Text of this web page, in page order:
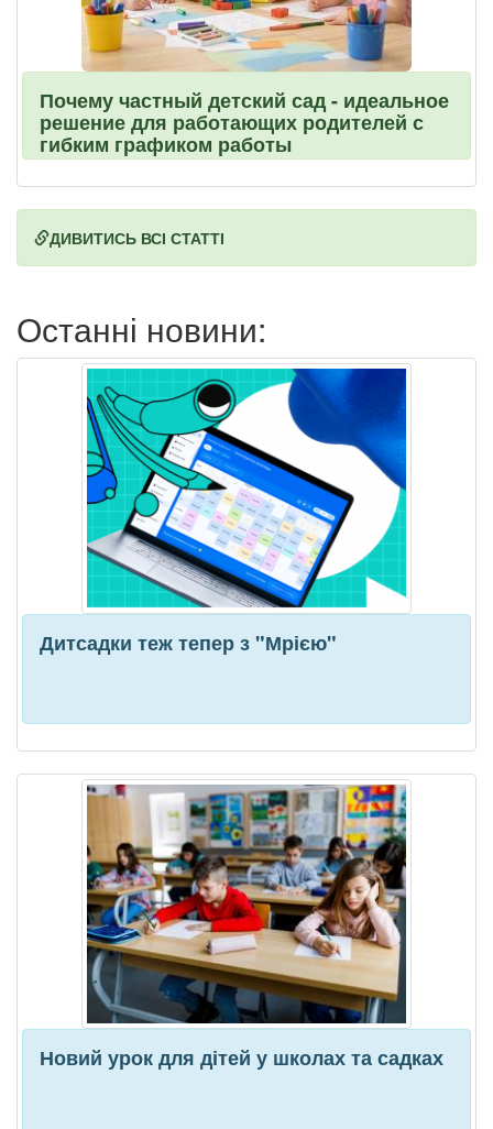
Почему частный детский сад - идеальное
решение для работающих родителей с
гибким графиком работы
ДИВИТИСЬ ВСІ СТАТТІ
Останні новини:
Дитсадки теж тепер з "Мрією"
Новий урок для дітей у школах та садках